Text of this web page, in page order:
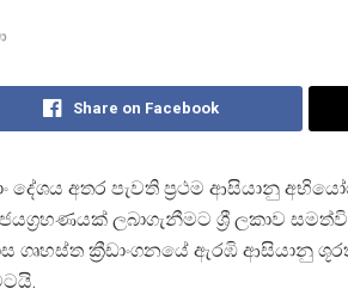
Share on Facebook
දේශය අතර පැවති ප්‍රථම ආසියානු
ලබාගැනීමට ශ්‍රී ලකාව
ගෘහස්ත ක්‍රීඩාංගනයේ ඇරඹි ආසියානු